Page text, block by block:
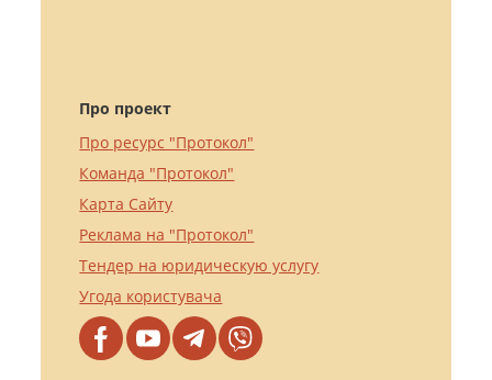
Про проект
Про ресурс "Протокол"
Команда "Протокол"
Карта Сайту
Реклама на "Протокол"
Тендер на юридическую услугу
Угода користувача